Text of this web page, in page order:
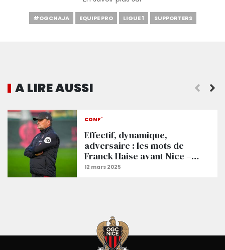
#OGCNAJA EQUIPE PRO LIGUE 1 SUPPORTERS
A LIRE AUSSI
CONF'
Effectif, dynamique,
adversaire : les mots de
Franck Haise avant Nice –
Auxerre